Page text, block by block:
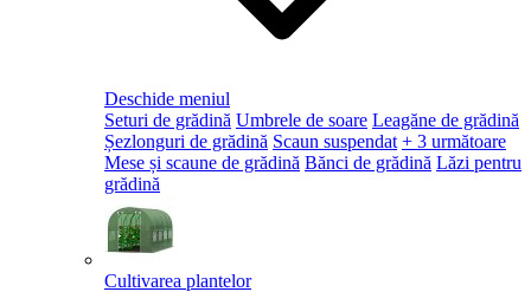
Deschide meniul
Seturi de grădină Umbrele de soare Leagăne de grădină
Șezlonguri de grădină Scaun suspendat + 3 următoare
Mese și scaune de grădină Bănci de grădină Lăzi pentru
grădină
Cultivarea plantelor